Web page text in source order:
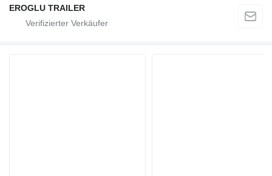
EROGLU TRAILER